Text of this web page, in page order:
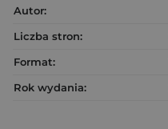
Autor:
Liczba stron:
Format:
Rok wydania: